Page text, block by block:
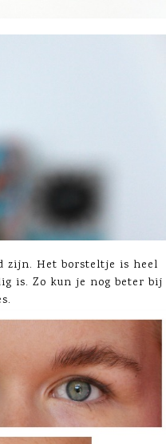
zijn. Het borsteltje is heel
is. Zo kun je nog beter bij